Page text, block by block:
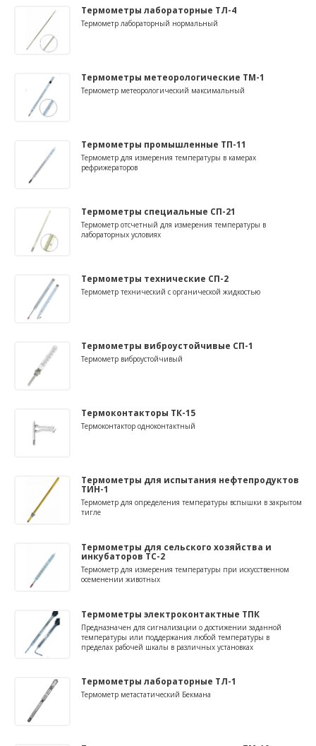
Термометры лабораторные TЛ-4
Термометр лабораторный нормальный
Термометры метеорологические ТМ-1
Термометр метеорологический максимальный
Термометры промышленные ТП-11
Термометр для измерения температуры в камерах
рефрижераторов
Термометры специальные СП-21
Термометр отсчетный для измерения температуры в
лабораторных условиях
Термометры технические СП-2
Термометр технический с органической жидкостью
Термометры виброустойчивые СП-1
Термометр виброустойчивый
Термоконтакторы ТК-15
Термоконтактор одноконтактный
Термометры для испытания нефтепродуктов
ТИН-1
Термометр для определения температуры вспышки в закрытом
тигле
Термометры для сельского хозяйства и
инкубаторов ТС-2
Термометр для измерения температуры при искусственном
осеменении животных
Термометры электроконтактные ТПК
Предназначен для сигнализации о достижении заданной
температуры или поддержания любой температуры в
пределах рабочей шкалы в различных установках
Термометры лабораторные ТЛ-1
Термометр метастатический Бекмана